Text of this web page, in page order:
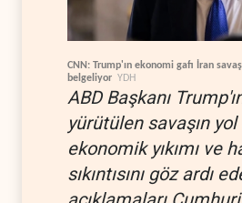
CNN: Trump'ın ekonomi gafı İran
belgeliyor YDH
ABD Başkanı
yürütülen savaşın yol
ekonomik yıkımı ve
sıkıntısını göz ardı